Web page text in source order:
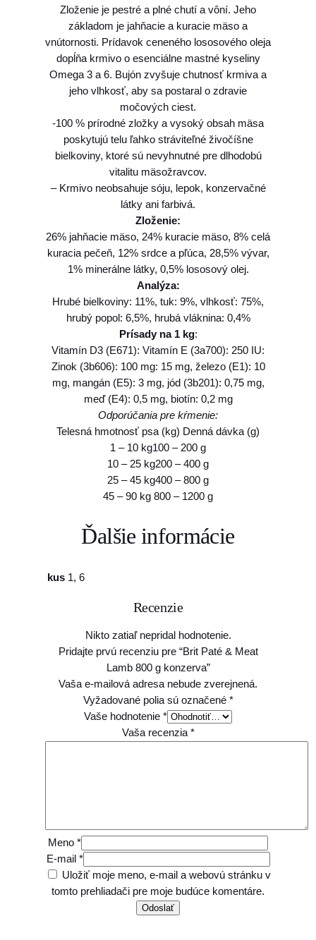
h
r
o
u
g
h
2
,
0
&
M
e
a
t
L
m
b
8
0
o
n
z
r
v
Zloženie je pestré a plné chutí a vôní. Jeho
základom je jahňacie a kuracie mäso a
vnútornosti. Prídavok ceneného lososového oleja
dopĺňa krmivo o esenciálne mastné kyseliny
Omega 3 a 6. Bujón zvyšuje chutnosť krmiva a
jeho vlhkosť, aby sa postaral o zdravie
močových ciest.
-100 % prírodné zložky a vysoký obsah mäsa
poskytujú telu ľahko stráviteľné živočíšne
bielkoviny, ktoré sú nevyhnutné pre dlhodobú
vitalitu mäsožravcov.
– Krmivo neobsahuje sóju, lepok, konzervačné
látky ani farbivá.
Zloženie:
26% jahňacie mäso, 24% kuracie mäso, 8% celá
kuracia pečeň, 12% srdce a pľúca, 28,5% vývar,
1% minerálne látky, 0,5% lososový olej.
Analýza:
Hrubé bielkoviny: 11%, tuk: 9%, vlhkosť: 75%,
hrubý popol: 6,5%, hrubá vláknina: 0,4%
Prísady na 1 kg:
Vitamín D3 (E671): Vitamín E (3a700): 250 IU:
Zinok (3b606): 100 mg: 15 mg, železo (E1): 10
mg, mangán (E5): 3 mg, jód (3b201): 0,75 mg,
meď (E4): 0,5 mg, biotín: 0,2 mg
Odporúčania pre kŕmenie:
Telesná hmotnosť psa (kg) Denná dávka (g)
1 – 10 kg100 – 200 g
10 – 25 kg200 – 400 g
25 – 45 kg400 – 800 g
45 – 90 kg 800 – 1200 g
Ďalšie informácie
kus 1, 6
Recenzie
Nikto zatiaľ nepridal hodnotenie.
Pridajte prvú recenziu pre “Brit Paté & Meat
Lamb 800 g konzerva”
Vaša e-mailová adresa nebude zverejnená.
Vyžadované polia sú označené *
Vaše hodnotenie *
Vaša recenzia *
Meno *
E-mail *
Uložiť moje meno, e-mail a webovú stránku v
tomto prehliadači pre moje budúce komentáre.